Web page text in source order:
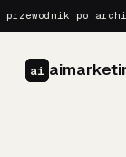
po
ai